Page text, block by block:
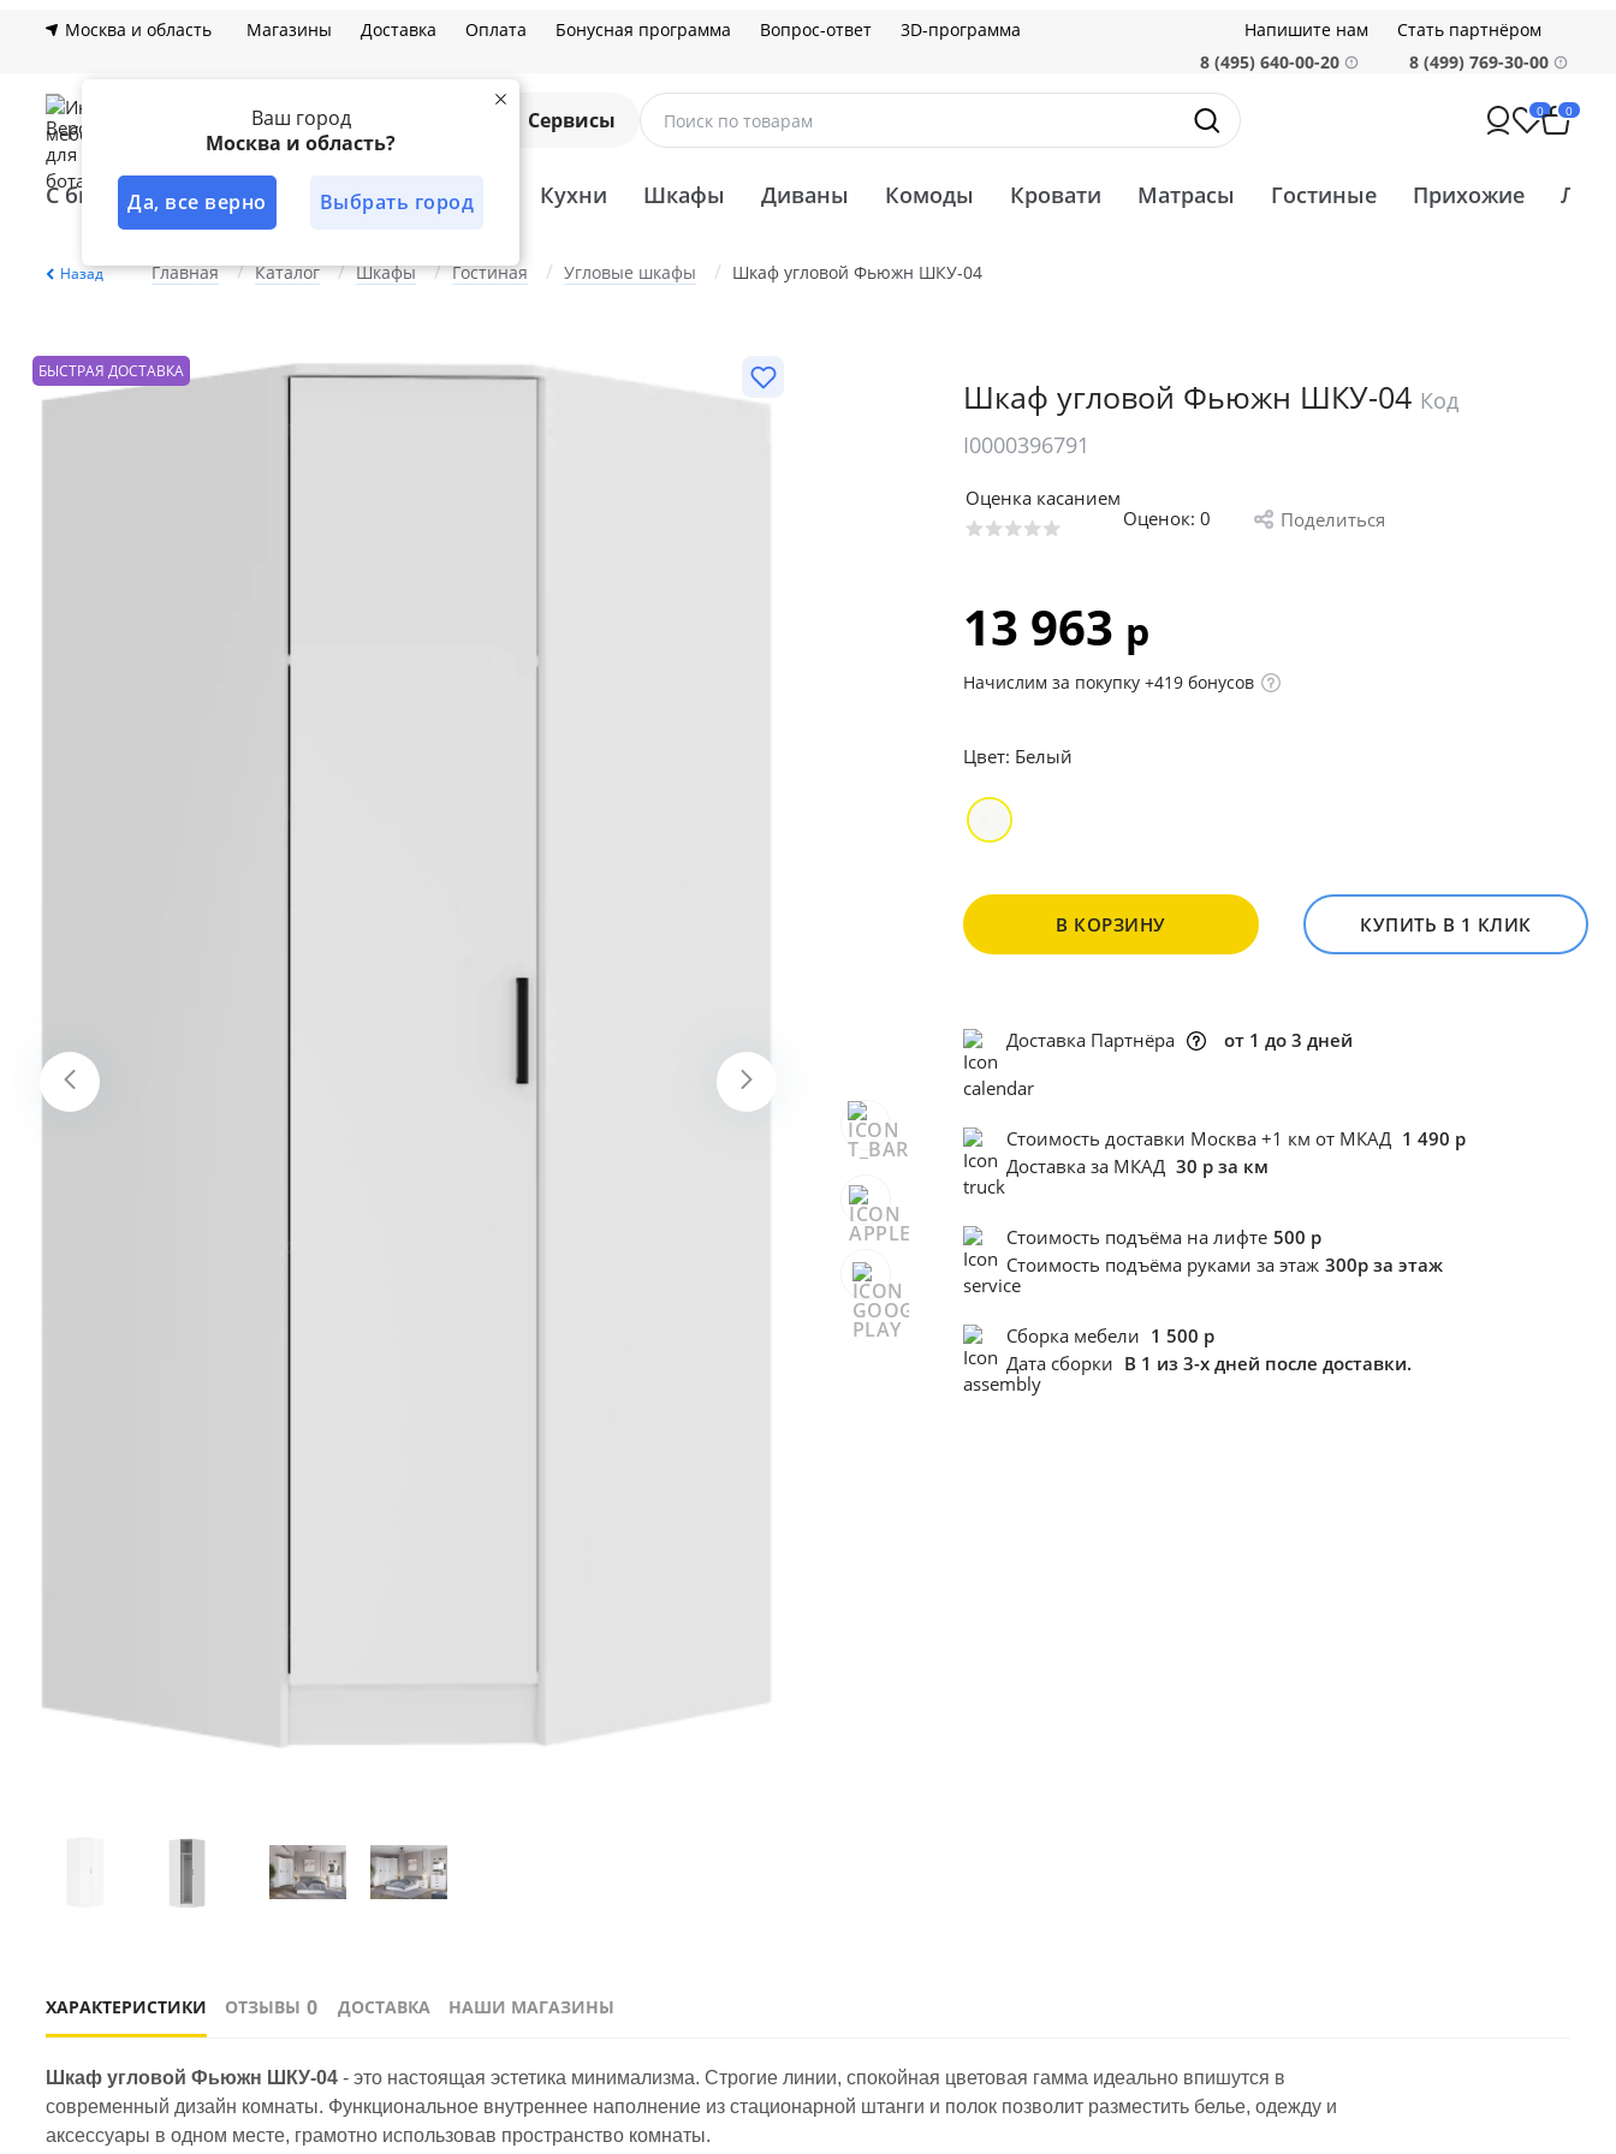
Ваш город
Москва и область?
Да, все верно Выбрать город
Москва и область Магазины Доставка Оплата Бонусная программа Вопрос-ответ 3D-программа Напишите нам
Стать партнёром
8 (495) 640-00-20
8 (499) 769-30-00
Сервисы Поиск по товарам 0 0
С быстрой доставкой Лучшее решение Кухни Шкафы Диваны Комоды Кровати Матрасы Гостиные Прихожие
Назад Главная Каталог Шкафы Гостиная Угловые шкафы Шкаф угловой Фьюжн ШКУ-04
БЫСТРАЯ ДОСТАВКА
Шкаф угловой Фьюжн ШКУ-04 Код
I0000396791
Оценка касанием
Оценок: 0 Поделиться
13 963 р
Начислим за покупку +419 бонусов
Цвет: Белый
В КОРЗИНУ КУПИТЬ В 1 КЛИК
Доставка Партнёра от 1 до 3 дней
Стоимость доставки Москва +1 км от МКАД 1 490 р
Доставка за МКАД 30 р за км
Стоимость подъёма на лифте 500 р
Стоимость подъёма руками за этаж 300р за этаж
Сборка мебели 1 500 р
Дата сборки В 1 из 3-х дней после доставки.
ХАРАКТЕРИСТИКИ ОТЗЫВЫ 0 ДОСТАВКА НАШИ МАГАЗИНЫ
Шкаф угловой Фьюжн ШКУ-04 - это настоящая эстетика минимализма. Строгие линии, спокойная цветовая гамма идеально впишутся в
современный дизайн комнаты. Функциональное внутреннее наполнение из стационарной штанги и полок позволит разместить белье, одежду и
аксессуары в одном месте, грамотно использовав пространство комнаты.